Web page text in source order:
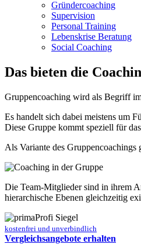
Gründercoaching
Supervision
Personal Training
Lebenskrise Beratung
Social Coaching
Das bieten die
Gruppencoaching wird als Begriff
Es handelt sich dabei meistens um
Diese Gruppe kommt speziell für
Als Variante des Gruppencoachings
Die Team-Mitglieder sind in ihrem
hierarchische Ebenen gleichzeitig
kostenfrei und unverbindlich
Vergleichsangebote erhalten